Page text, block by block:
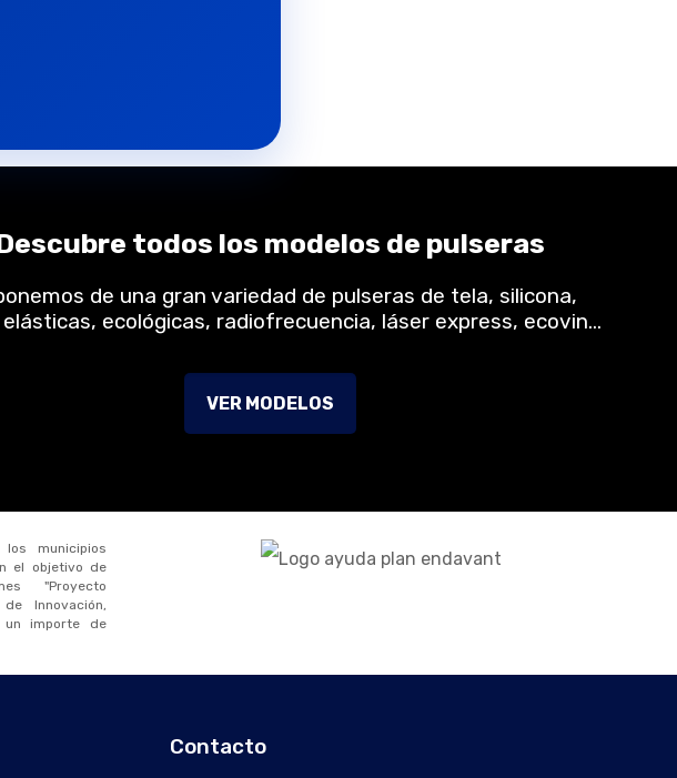
todos los modelos de pulseras
de una gran variedad de pulseras de tela, silicona,
ecológicas, radiofrecuencia, láser express, ecovin…
VER MODELOS
municipios
el objetivo de
"Proyecto
Innovación,
un importe de
Contacto